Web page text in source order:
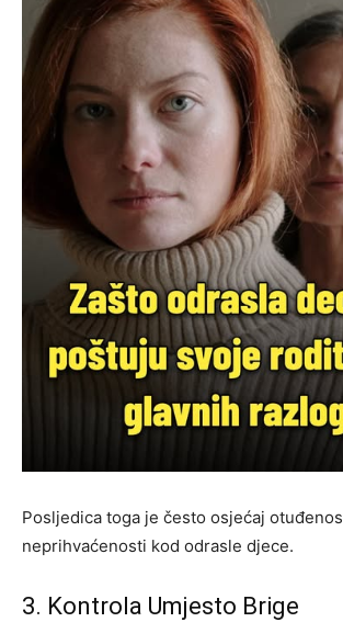
Posljedica toga je često osjećaj
neprihvaćenosti kod odrasle djece.
3. Kontrola Umjesto Brige